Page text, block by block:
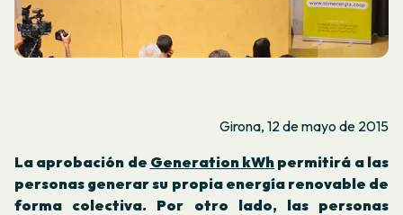
Girona, 12 de mayo de 2015
La aprobación de Generation kWh permitirá a las
personas generar su propia energía renovable de
forma colectiva. Por otro lado, las personas